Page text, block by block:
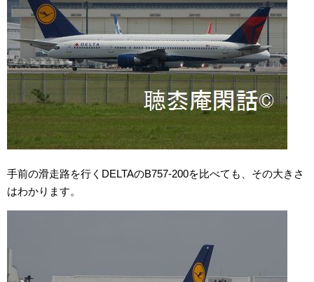
手前の滑走路を行くDELTAのB757-200を比べても、その大きさ
はわかります。